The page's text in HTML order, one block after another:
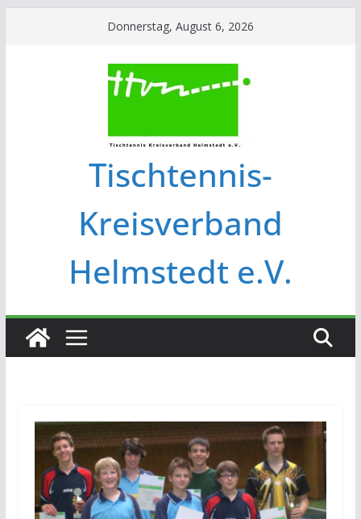
Donnerstag, August 6, 2026
Tischtennis-
Kreisverband
Helmstedt e.V.